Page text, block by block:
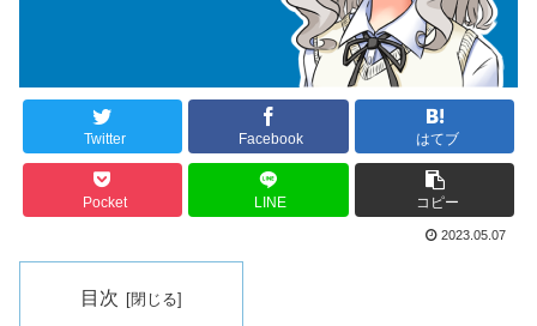
Twitter Facebook はてブ
Pocket LINE コピー
2023.05.07
目次